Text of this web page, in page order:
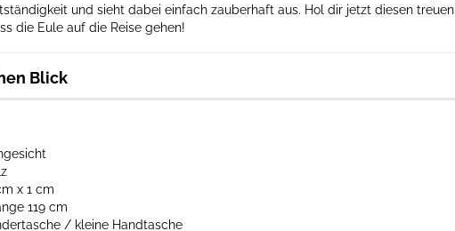
und sieht dabei einfach zauberhaft aus. Hol dir jetzt diesen treuen
die Eule auf die Reise gehen!
Blick
x 1 cm
119 cm
/ kleine Handtasche